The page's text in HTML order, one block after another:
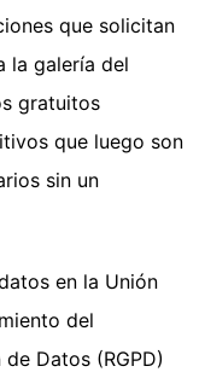
que solicitan
la galería del
gratuitos
que luego son
sin un
en la Unión
del
Datos (RGPD)